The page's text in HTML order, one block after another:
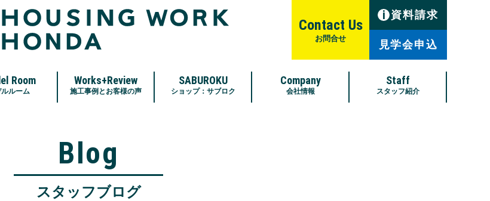
Contact Us
お問合せ
i 資料請求
見学会申込
Room
ルーム
Works+Review
施工事例とお客様の声
SABUROKU
ショップ：サブロク
Company
会社情報
Staff
スタッフ紹介
Blog
スタッフブログ